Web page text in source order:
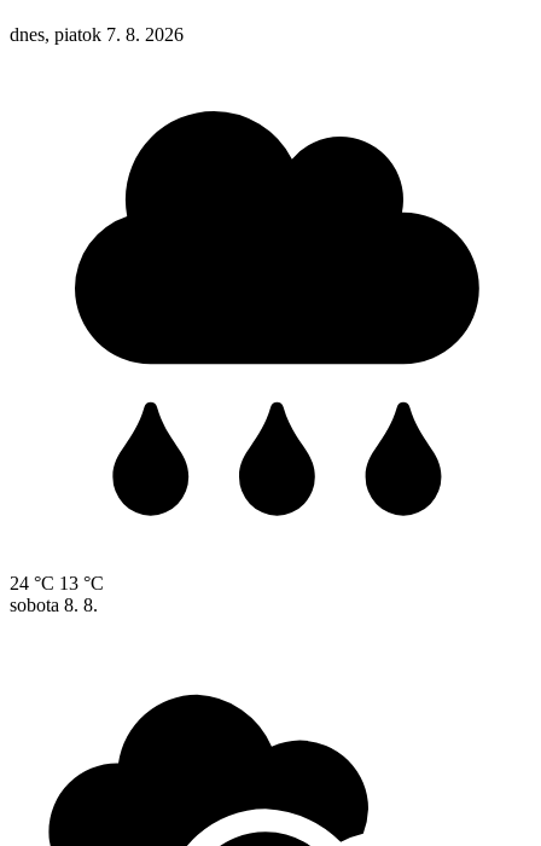
dnes, piatok 7. 8. 2026
24 °C 13 °C
sobota 8. 8.